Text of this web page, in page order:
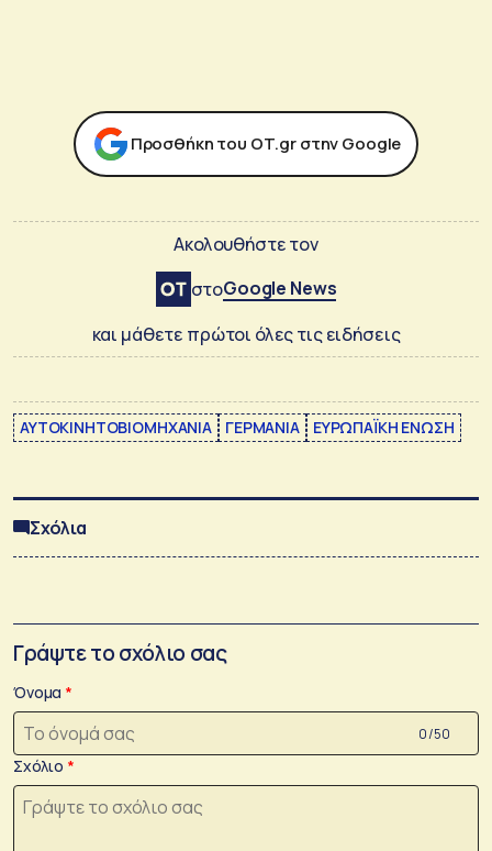
Προσθήκη του ΟΤ.gr στην Google
Ακολουθήστε τον
στοGoogle News
και μάθετε πρώτοι όλες τις ειδήσεις
ΑΥΤΟΚΙΝΗΤΟΒΙΟΜΗΧΑΝΙΑ ΓΕΡΜΑΝΙΑ ΕΥΡΩΠΑΪΚΗ ΕΝΩΣΗ
Σχόλια
Γράψτε το σχόλιο σας
Όνομα
0 /50
Σχόλιο